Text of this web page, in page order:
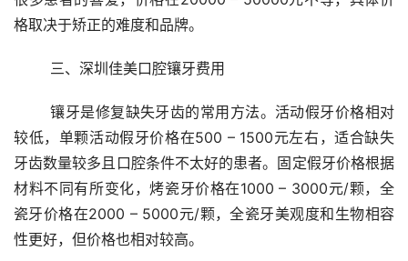
格取决于矫正的难度和品牌。
	三、深圳佳美口腔镶牙费用
	镶牙是修复缺失牙齿的常用方法。活动假牙价格相对
较低，单颗活动假牙价格在500 – 1500元左右，适合缺失
牙齿数量较多且口腔条件不太好的患者。固定假牙价格根据
材料不同有所变化，烤瓷牙价格在1000 – 3000元/颗，全
瓷牙价格在2000 – 5000元/颗，全瓷牙美观度和生物相容
性更好，但价格也相对较高。